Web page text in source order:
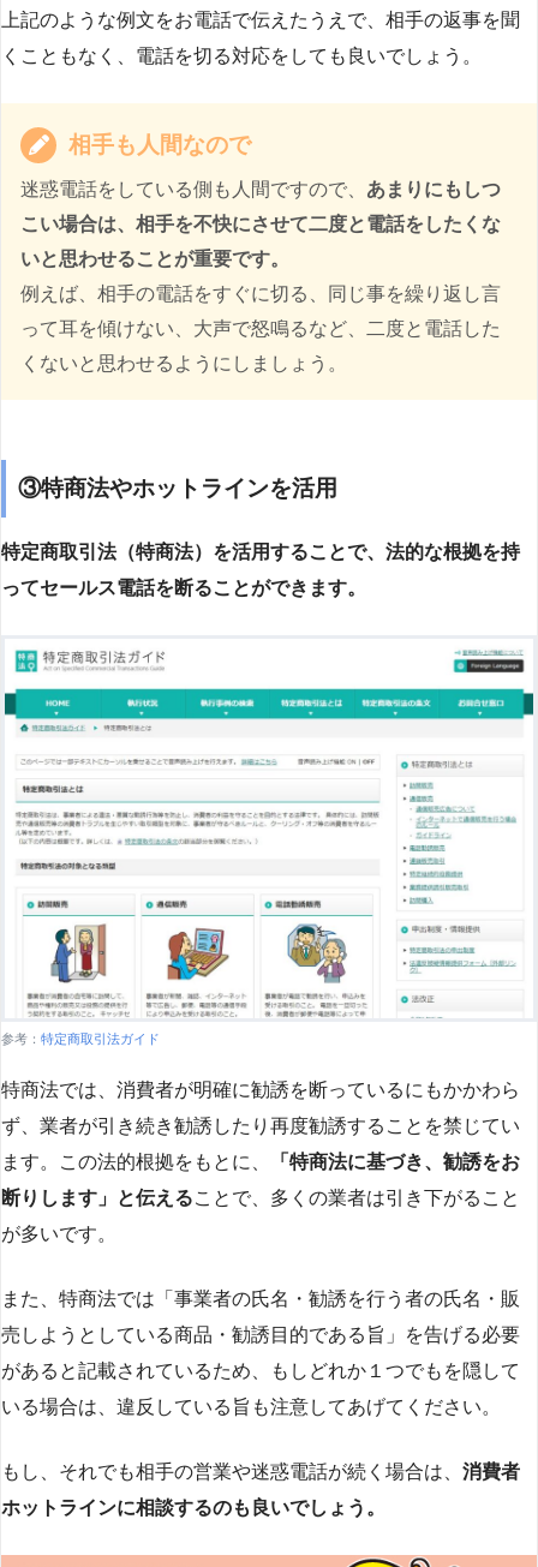
上記のような例文をお電話で伝えたうえで、相手の返事を聞
くこともなく、電話を切る対応をしても良いでしょう。
相手も人間なので
迷惑電話をしている側も人間ですので、 あまりにもしつ
こい場合は、相手を不快にさせて二度と電話をしたくな
いと思わせることが重要です。
例えば、相手の電話をすぐに切る、同じ事を繰り返し言
って耳を傾けない、大声で怒鳴るなど、二度と電話した
くないと思わせるようにしましょう。
③特商法やホットラインを活用
特定商取引法（特商法）を活用することで、法的な根拠を持
ってセールス電話を断ることができます。
参考： 特定商取引法ガイド
特商法では、消費者が明確に勧誘を断っているにもかかわら
ず、業者が引き続き勧誘したり再度勧誘することを禁じてい
ます。この法的根拠をもとに、
「特商法に基づき、勧誘をお
断りします」と伝えることで、多くの業者は引き下がること
が多いです​​。
また、特商法では「事業者の氏名・勧誘を行う者の氏名・販
売しようとしている商品・勧誘目的である旨」を告げる必要
があると記載されているため、もしどれか１つでもを隠して
いる場合は、違反している旨も注意してあげてください。
もし、それでも相手の営業や迷惑電話が続く場合は、 消費者
ホットラインに相談するのも良いでしょう。